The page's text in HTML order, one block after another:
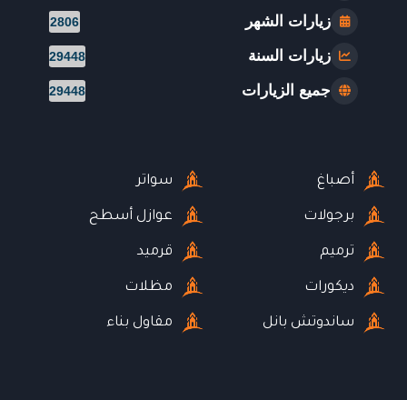
زيارات الشهر 2806
زيارات السنة 29448
جميع الزيارات 29448
أصباغ
برجولات
ترميم
ديكورات
ساندوتش بانل
سواتر
عوازل أسطح
قرميد
مظلات
مقاول بناء